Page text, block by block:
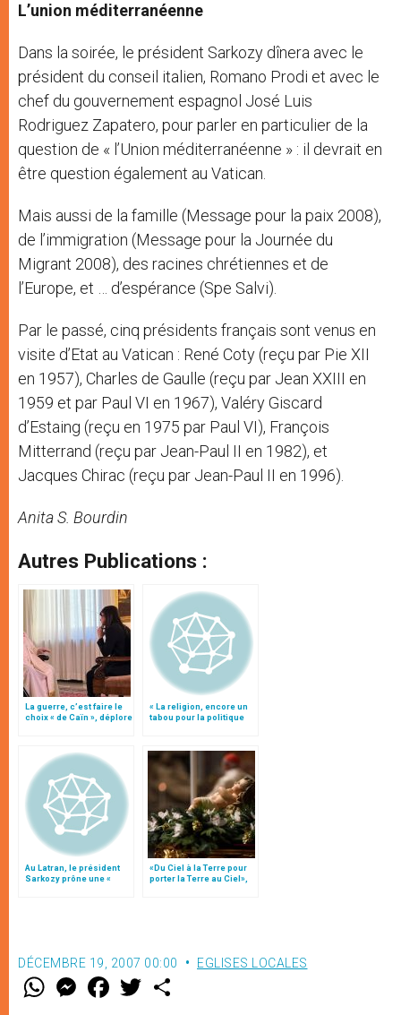
L’union méditerranéenne
Dans la soirée, le président Sarkozy dînera avec le
président du conseil italien, Romano Prodi et avec le
chef du gouvernement espagnol José Luis
Rodriguez Zapatero, pour parler en particulier de la
question de « l’Union méditerranéenne » : il devrait en
être question également au Vatican.
Mais aussi de la famille (Message pour la paix 2008),
de l’immigration (Message pour la Journée du
Migrant 2008), des racines chrétiennes et de
l’Europe, et … d’espérance (Spe Salvi).
Par le passé, cinq présidents français sont venus en
visite d’Etat au Vatican : René Coty (reçu par Pie XII
en 1957), Charles de Gaulle (reçu par Jean XXIII en
1959 et par Paul VI en 1967), Valéry Giscard
d’Estaing (reçu en 1975 par Paul VI), François
Mitterrand (reçu par Jean-Paul II en 1982), et
Jacques Chirac (reçu par Jean-Paul II en 1996).
Anita S. Bourdin
Autres Publications :
La guerre, c’est faire le
choix « de Caïn », déplore
« La religion, encore un
tabou pour la politique
Au Latran, le président
Sarkozy prône une «
«Du Ciel à la Terre pour
porter la Terre au Ciel»,
DÉCEMBRE 19, 2007 00:00 EGLISES LOCALES
W M
e
F
a w